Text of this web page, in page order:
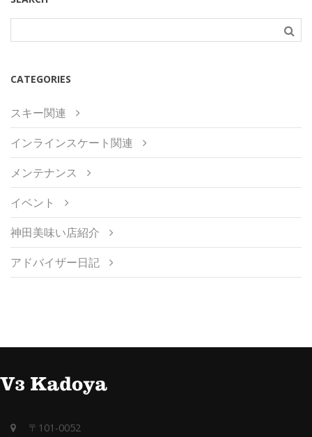
CATEGORIES
スキー関連
インラインスケート関連
メンテナンス
イベント
神田美味い店紹介
アドバイザー日記
〒101-0052